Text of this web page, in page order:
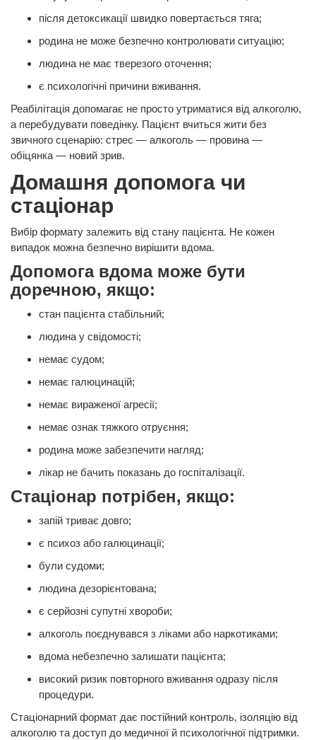
після детоксикації швидко повертається тяга;
родина не може безпечно контролювати ситуацію;
людина не має тверезого оточення;
є психологічні причини вживання.
Реабілітація допомагає не просто утриматися від алкоголю,
а перебудувати поведінку. Пацієнт вчиться жити без
звичного сценарію: стрес — алкоголь — провина —
обіцянка — новий зрив.
Домашня допомога чи
стаціонар
Вибір формату залежить від стану пацієнта. Не кожен
випадок можна безпечно вирішити вдома.
Допомога вдома може бути
доречною, якщо:
стан пацієнта стабільний;
людина у свідомості;
немає судом;
немає галюцинацій;
немає вираженої агресії;
немає ознак тяжкого отруєння;
родина може забезпечити нагляд;
лікар не бачить показань до госпіталізації.
Стаціонар потрібен, якщо:
запій триває довго;
є психоз або галюцинації;
були судоми;
людина дезорієнтована;
є серйозні супутні хвороби;
алкоголь поєднувався з ліками або наркотиками;
вдома небезпечно залишати пацієнта;
високий ризик повторного вживання одразу після
процедури.
Стаціонарний формат дає постійний контроль, ізоляцію від
алкоголю та доступ до медичної й психологічної підтримки.